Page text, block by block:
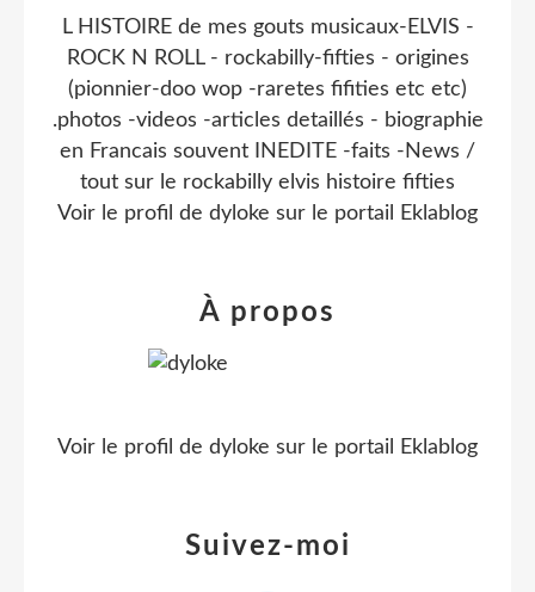
L HISTOIRE de mes gouts musicaux-ELVIS -
ROCK N ROLL - rockabilly-fifties - origines
(pionnier-doo wop -raretes fifities etc etc)
.photos -videos -articles detaillés - biographie
en Francais souvent INEDITE -faits -News /
tout sur le rockabilly elvis histoire fifties
Voir le profil de dyloke sur le portail Eklablog
Suivez-moi
À propos
Voir le profil de dyloke sur le portail Eklablog